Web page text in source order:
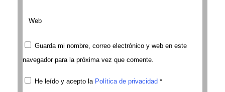
Guarda mi nombre, correo electrónico y web en este
navegador para la próxima vez que comente.
He leído y acepto la Política de privacidad *